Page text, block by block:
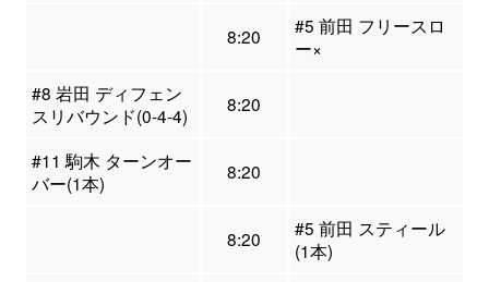
8:20
#5 前田 フリースロ
ー×
#8 岩田 ディフェン
スリバウンド(0-4-4)
8:20
#11 駒木 ターンオー
バー(1本)
8:20
8:20
#5 前田 スティール
(1本)